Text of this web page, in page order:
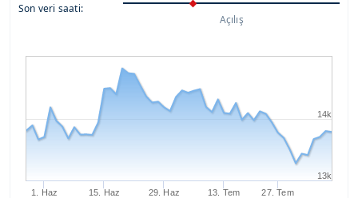
Son veri saati:
Açılış
1. Haz 15. Haz 29. Haz 13. Tem 27. Tem
13k
14k